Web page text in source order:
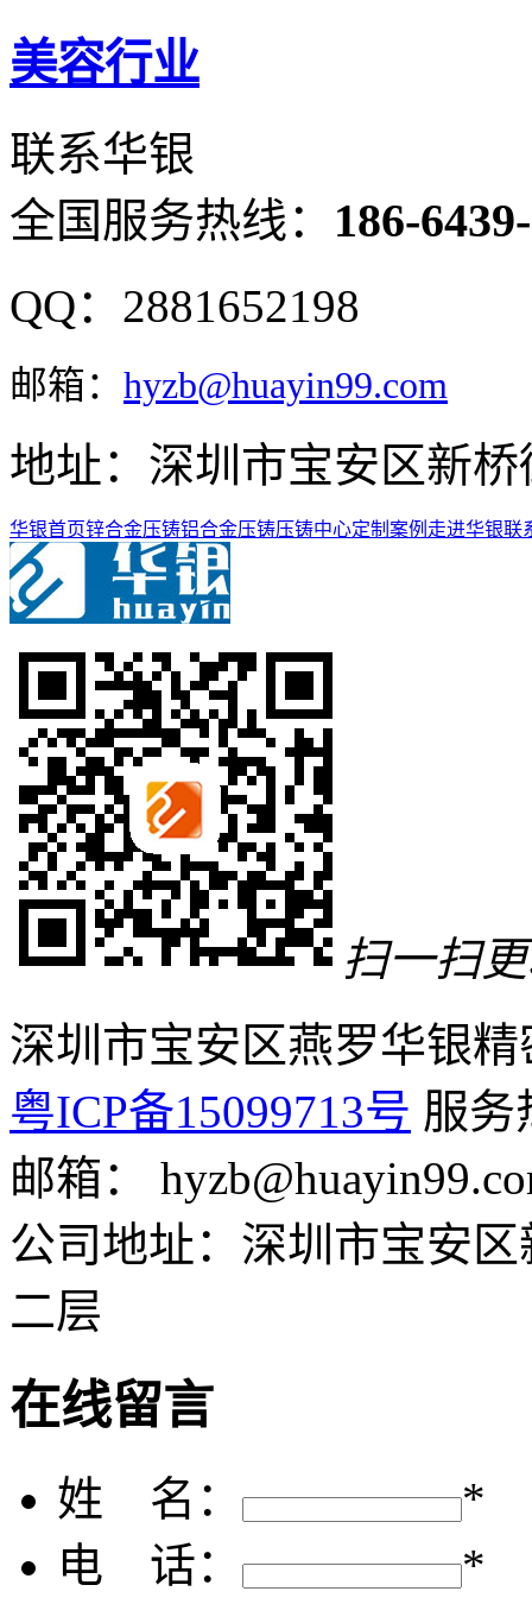
美容行业
联系华银
全国服务热线： 186-
QQ：2881652198
邮箱： hyzb@huayin99.com
地址：深圳市宝安区新
华银首页锌合金压铸铝合金压铸压铸中心定制案例 走进华银联
扫一扫
深圳市宝安区燕罗华银
粤ICP备15099713号 服务
邮箱：
公司地址：深圳市宝安
二层
在线留言
姓 名：
*
电 话：
*